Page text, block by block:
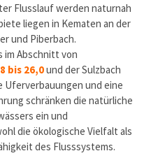
Flusslauf werden naturnah
liegen in Kematen an der
und Piberbach.
im Abschnitt von
bis 26,0und der Sulzbach
Uferverbauungen und eine
schränken die natürliche
ein und
die ökologische Vielfalt als
des Flusssystems.